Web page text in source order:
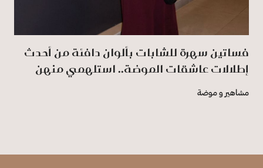
فساتين سهرة للشابات بألوان دافئة من أحدث
إطلالات عاشقات الموضة.. استلهمي منهن
مشاهير و موضة